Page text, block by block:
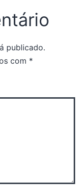
publicado.
com *